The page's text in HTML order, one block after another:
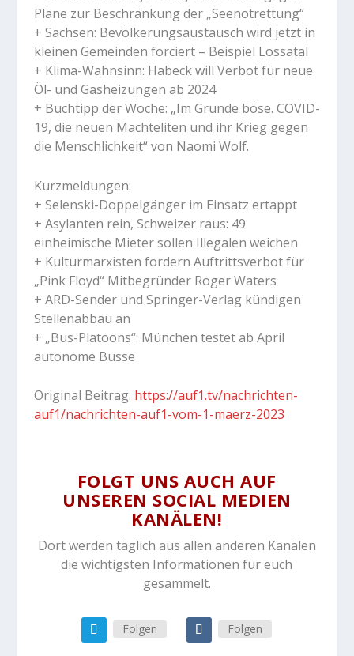
Pläne zur Beschränkung der „Seenotrettung“
+ Sachsen: Bevölkerungsaustausch wird jetzt in
kleinen Gemeinden forciert – Beispiel Lossatal
+ Klima-Wahnsinn: Habeck will Verbot für neue
Öl- und Gasheizungen ab 2024
+ Buchtipp der Woche: „Im Grunde böse. COVID-
19, die neuen Machteliten und ihr Krieg gegen
die Menschlichkeit“ von Naomi Wolf.
Kurzmeldungen:
+ Selenski-Doppelgänger im Einsatz ertappt
+ Asylanten rein, Schweizer raus: 49
einheimische Mieter sollen Illegalen weichen
+ Kulturmarxisten fordern Auftrittsverbot für
„Pink Floyd“ Mitbegründer Roger Waters
+ ARD-Sender und Springer-Verlag kündigen
Stellenabbau an
+ „Bus-Platoons“: München testet ab April
autonome Busse
Original Beitrag: https://auf1.tv/nachrichten-
auf1/nachrichten-auf1-vom-1-maerz-2023
FOLGT UNS AUCH AUF
UNSEREN SOCIAL MEDIEN
KANÄLEN!
Dort werden täglich aus allen anderen Kanälen
die wichtigsten Informationen für euch
gesammelt.
Folgen Folgen